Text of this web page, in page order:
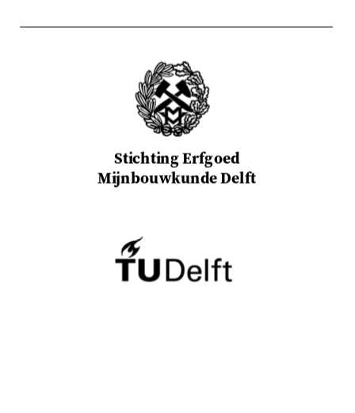
Stichting Erfgoed
Mijnbouwkunde Delft